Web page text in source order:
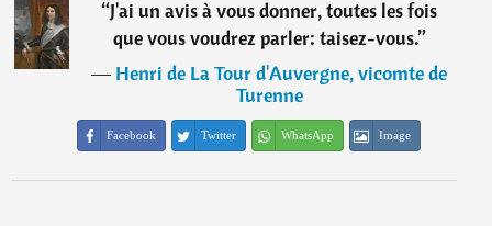
“J'ai un avis à vous donner, toutes les fois
que vous voudrez parler: taisez-vous.”
―Henri de La Tour d'Auvergne, vicomte de
Turenne
Facebook Twitter WhatsApp Image